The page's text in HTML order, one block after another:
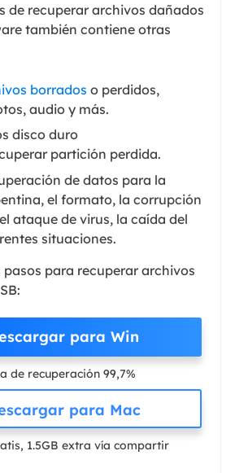
de recuperar archivos dañados
también contiene otras
borrados o perdidos,
audio y más.
disco duro
partición perdida.
de datos para la
el formato, la corrupción
ataque de virus, la caída del
situaciones.
pasos para recuperar archivos
para Win
de recuperación 99,7%
para Mac
1.5GB extra vía compartir